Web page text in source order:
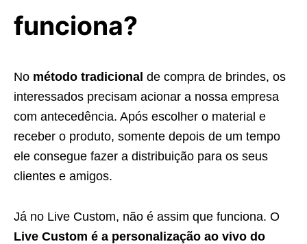
funciona?
No método tradicional de compra de brindes, os
interessados precisam acionar a nossa empresa
com antecedência. Após escolher o material e
receber o produto, somente depois de um tempo
ele consegue fazer a distribuição para os seus
clientes e amigos.
Já no Live Custom, não é assim que funciona. O
Live Custom é a personalização ao vivo do